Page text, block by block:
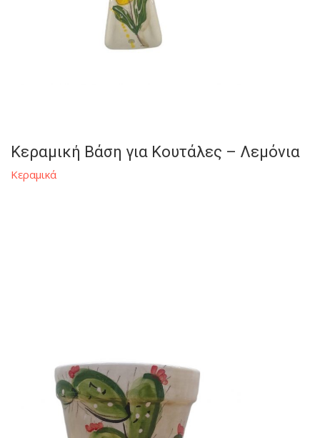
Κεραμική Βάση για Κουτάλες – Λεμόνια
Κεραμικά